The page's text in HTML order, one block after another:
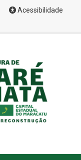
Acessibilidade